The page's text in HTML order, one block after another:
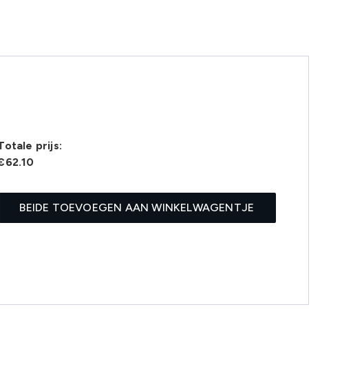
prijs:
BEIDE TOEVOEGEN AAN WINKELWAGENTJE